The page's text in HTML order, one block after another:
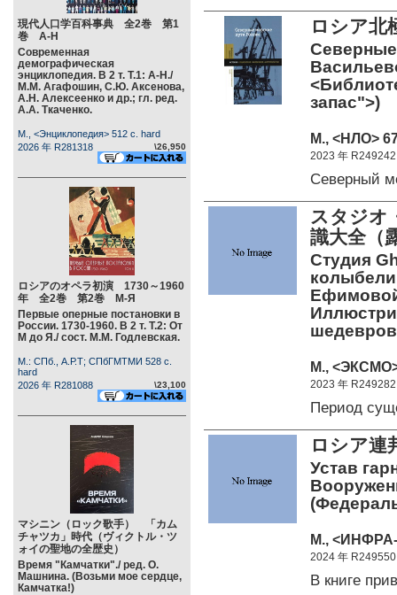
現代人口学百科事典 全2巻 第1
巻 А-Н
Современная
демографическая
энциклопедия. В 2 т. Т.1: А-Н./
М.М. Агафошин, С.Ю. Аксенова,
А.Н. Алексеенко и др.; гл. ред.
А.А. Ткаченко.
М., <Энциклопедия> 512 c. hard
2026 年 R281318
\26,950
ロシアのオペラ初演 1730～1960
年 全2巻 第2巻 М-Я
Первые оперные постановки в
России. 1730-1960. В 2 т. Т.2: От
М до Я./ сост. М.М. Годлевская.
М.: СПб., А.Р.Т; СПбГМТМИ 528 c.
hard
2026 年 R281088
\23,100
マシニン（ロック歌手） 「カム
チャツカ」時代（ヴィクトル・ツ
ォイの聖地の全歴史）
Время "Камчатки"./ ред. О.
Машнина. (Возьми мое сердце,
Камчатка!)
ロシア北
запас">)
М., <НЛО>
2023 年 R249242
Северный
スタジオ
識大全（
Студия
М.,
2023 年 R249282
Период
ロシア連
Устав
М., <ИНФРА-
2024 年 R249550
В книге